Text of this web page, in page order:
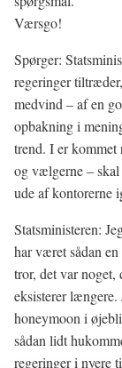
Værsgo!
Spørger:
regeringer
medvind – af en
opbakning i
trend. I er kommet
og vælgerne – skal
ude af kontorerne
Statsministeren:
har været sådan
tror, det var noget,
eksisterer
honeymoon i
sådan lidt
regeringer i nyere